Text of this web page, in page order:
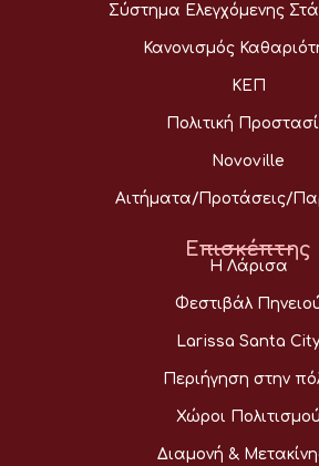
Σύστημα Ελεγχόμενης
Κανονισμός
ΚΕΠ
Πολιτική
Novoville
Αιτήματα/Προτάσεις/
Επισκέπτης
Η Λάρισα
Φεστιβάλ
Larissa Santa City
Περιήγηση στην
Χώροι Πολιτισμού
Διαμονή &